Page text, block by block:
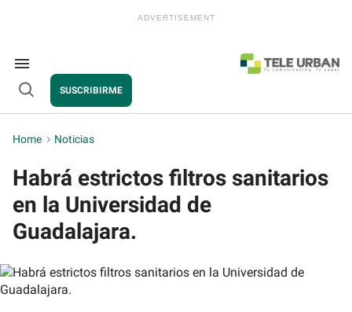
Search
&
Section
Navigation
Open
SUSCRIBIRME
Home > Noticias
Habrá estrictos filtros sanitarios
en la Universidad de
Guadalajara.